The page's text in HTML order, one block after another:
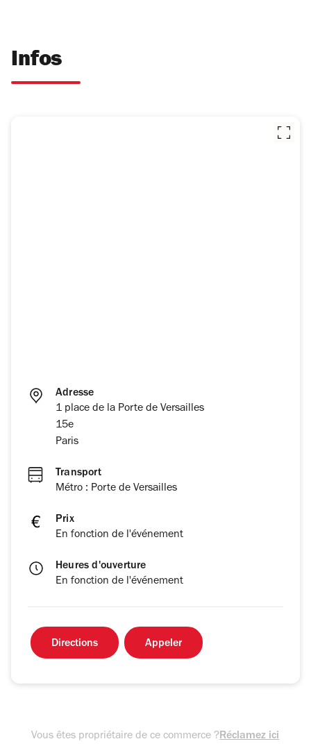
Infos
Adresse
1 place de la Porte de Versailles
15e
Paris
Transport
Métro : Porte de Versailles
Prix
En fonction de l'événement
Heures d'ouverture
En fonction de l'événement
Directions Appeler
Vous êtes propriétaire de ce commerce ?Réclamez ici